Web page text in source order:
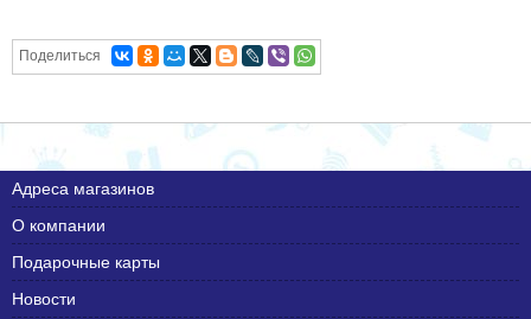
Поделиться
Адреса магазинов
О компании
Подарочные карты
Новости